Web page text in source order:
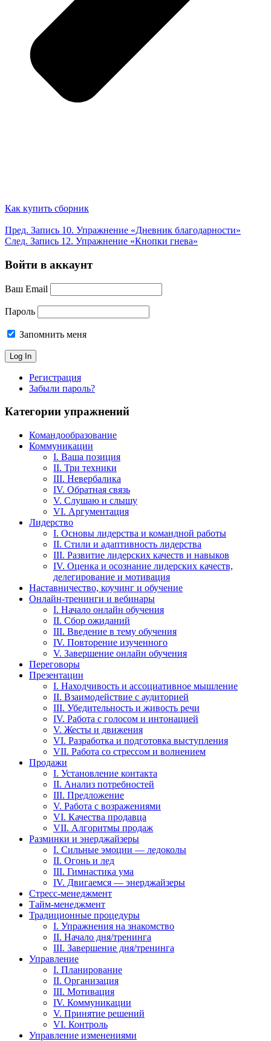
Как купить сборник
Пред. Запись 10. Упражнение «Дневник благодарности»
След. Запись 12. Упражнение «Кнопки гнева»
Войти в аккаунт
Ваш Email
Пароль
Запомнить меня
Регистрация
Забыли пароль?
Категории упражнений
Командообразование
Коммуникации
I. Ваша позиция
II. Три техники
III. Невербалика
IV. Обратная связь
V. Слушаю и слышу
VI. Аргументация
Лидерство
I. Основы лидерства и командной работы
II. Стили и адаптивность лидерства
III. Развитие лидерских качеств и навыков
IV. Оценка и осознание лидерских качеств,
делегирование и мотивация
Наставничество, коучинг и обучение
Онлайн-тренинги и вебинары
I. Начало онлайн обучения
II. Сбор ожиданий
III. Введение в тему обучения
IV. Повторение изученного
V. Завершение онлайн обучения
Переговоры
Презентации
I. Находчивость и ассоциативное мышление
II. Взаимодействие с аудиторией
III. Убедительность и живость речи
IV. Работа с голосом и интонацией
V. Жесты и движения
VI. Разработка и подготовка выступления
VII. Работа со стрессом и волнением
Продажи
I. Установление контакта
II. Анализ потребностей
III. Предложение
V. Работа с возражениями
VI. Качества продавца
VII. Алгоритмы продаж
Разминки и энерджайзеры
I. Сильные эмоции — ледоколы
II. Огонь и лед
III. Гимнастика ума
IV. Двигаемся — энерджайзеры
Стресс-менеджмент
Тайм-менеджмент
Традиционные процедуры
I. Упражнения на знакомство
II. Начало дня/тренинга
III. Завершение дня/тренинга
Управление
I. Планирование
II. Организация
III. Мотивация
IV. Коммуникации
V. Принятие решений
VI. Контроль
Управление изменениями